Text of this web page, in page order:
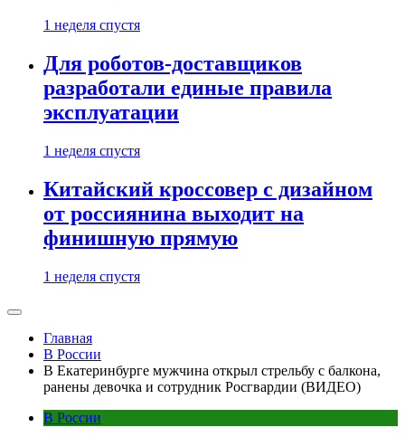
1 неделя спустя
Для роботов-доставщиков
разработали единые правила
эксплуатации
1 неделя спустя
Китайский кроссовер с дизайном
от россиянина выходит на
финишную прямую
1 неделя спустя
Главная
В России
В Екатеринбурге мужчина открыл стрельбу с балкона,
ранены девочка и сотрудник Росгвардии (ВИДЕО)
В России